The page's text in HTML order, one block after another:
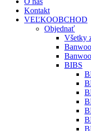
Kontakt
VEĽKOOBCHOD
Objednať
Všetky
BIBS